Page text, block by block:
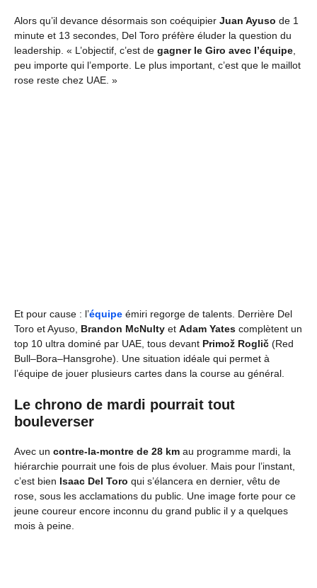
Alors qu’il devance désormais son coéquipier Juan Ayuso de 1
minute et 13 secondes, Del Toro préfère éluder la question du
leadership. « L’objectif, c’est de gagner le Giro avec l’équipe
peu importe qui l’emporte. Le plus important, c’est que le maillot
rose reste chez UAE. »
Et pour cause : l’équipe émiri regorge de talents. Derrière Del
Toro et Ayuso, Brandon McNulty et Adam Yates complètent un
top 10 ultra dominé par UAE, tous devant Primož Roglič (Red
Bull–Bora–Hansgrohe). Une situation idéale qui permet à
l’équipe de jouer plusieurs cartes dans la course au général.
Le chrono de mardi pourrait tout
bouleverser
Avec un contre-la-montre de 28 km au programme mardi, la
hiérarchie pourrait une fois de plus évoluer. Mais pour l’instant,
c’est bien Isaac Del Toro qui s’élancera en dernier, vêtu de
rose, sous les acclamations du public. Une image forte pour ce
jeune coureur encore inconnu du grand public il y a quelques
mois à peine.